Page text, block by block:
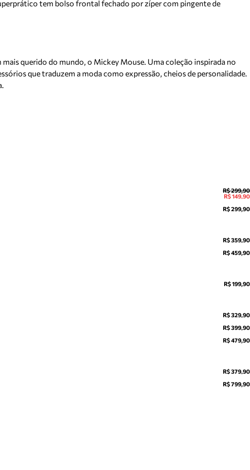
tem bolso frontal fechado por zíper com pingente de
querido do mundo, o Mickey Mouse. Uma coleção inspirada no
que traduzem a moda como expressão, cheios de personalidade.
R$ 299,90
R$ 149,90
R$ 299,90
R$ 359,90
R$ 459,90
R$ 199,90
R$ 329,90
R$ 399,90
R$ 479,90
R$ 379,90
R$ 799,90